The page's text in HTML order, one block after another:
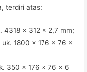
terdiri atas:
4318 x 312 x 2,7 mm;
1800 x 176 x 76 x
350 x 176 x 76 x 6